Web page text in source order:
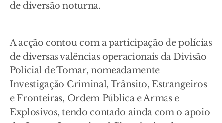
de diversão noturna.
A acção contou com a participação de polícias
de diversas valências operacionais da Divisão
Policial de Tomar, nomeadamente
Investigação Criminal, Trânsito, Estrangeiros
e Fronteiras, Ordem Pública e Armas e
Explosivos, tendo contado ainda com o apoio